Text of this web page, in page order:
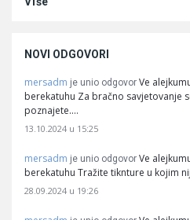
NOVI ODGOVORI
mersadm je unio odgovor Ve
berekatuhu Za bračno savjetovanje
poznajete.…
13.10.2024 u 15:25
mersadm je unio odgovor Ve
berekatuhu Tražite tiknture u kojim
28.09.2024 u 19:26